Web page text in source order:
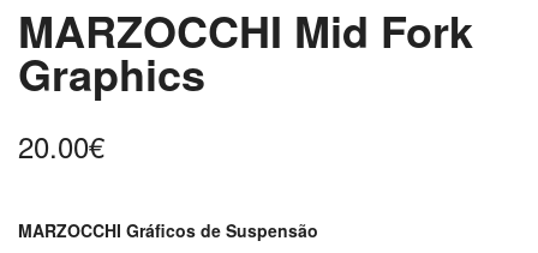
MARZOCCHI Mid Fork
Graphics
20.00€
MARZOCCHI Gráficos de Suspensão